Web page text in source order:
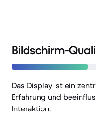
Bildschirm-
Das Display ist ein
Erfahrung und
Interaktion.